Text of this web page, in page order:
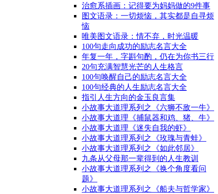
治愈系插画：记得要为妈妈做的9件事
图文语录：一切烦恼，其实都是自寻烦
恼
唯美图文语录：情不弃，时光温暖
100句走向成功的励志名言大全
年复一年，字斟句酌，仍在为你书三行
20句充满智慧光芒的人生格言
100句唤醒自己的励志名言大全
100句经典的人生励志名言大全
指引人生方向的金玉良言集
小故事大道理系列之《六狮不敌一牛》
小故事大道理《捕鼠器和鸡、猪、牛》
小故事大道理《迷失自我的虾》
小故事大道理系列之《玫瑰与青蛙》
小故事大道理系列之《如此邻居》
九条从父母那一辈得到的人生教训
小故事大道理系列之《换个角度看问
题》
小故事大道理系列之《船夫与哲学家》